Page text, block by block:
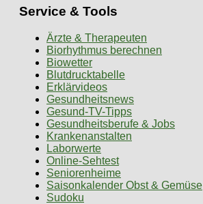
Service & Tools
Ärzte & Therapeuten
Biorhythmus berechnen
Biowetter
Blutdrucktabelle
Erklärvideos
Gesundheitsnews
Gesund-TV-Tipps
Gesundheitsberufe & Jobs
Krankenanstalten
Laborwerte
Online-Sehtest
Seniorenheime
Saisonkalender Obst & Gemüse
Sudoku